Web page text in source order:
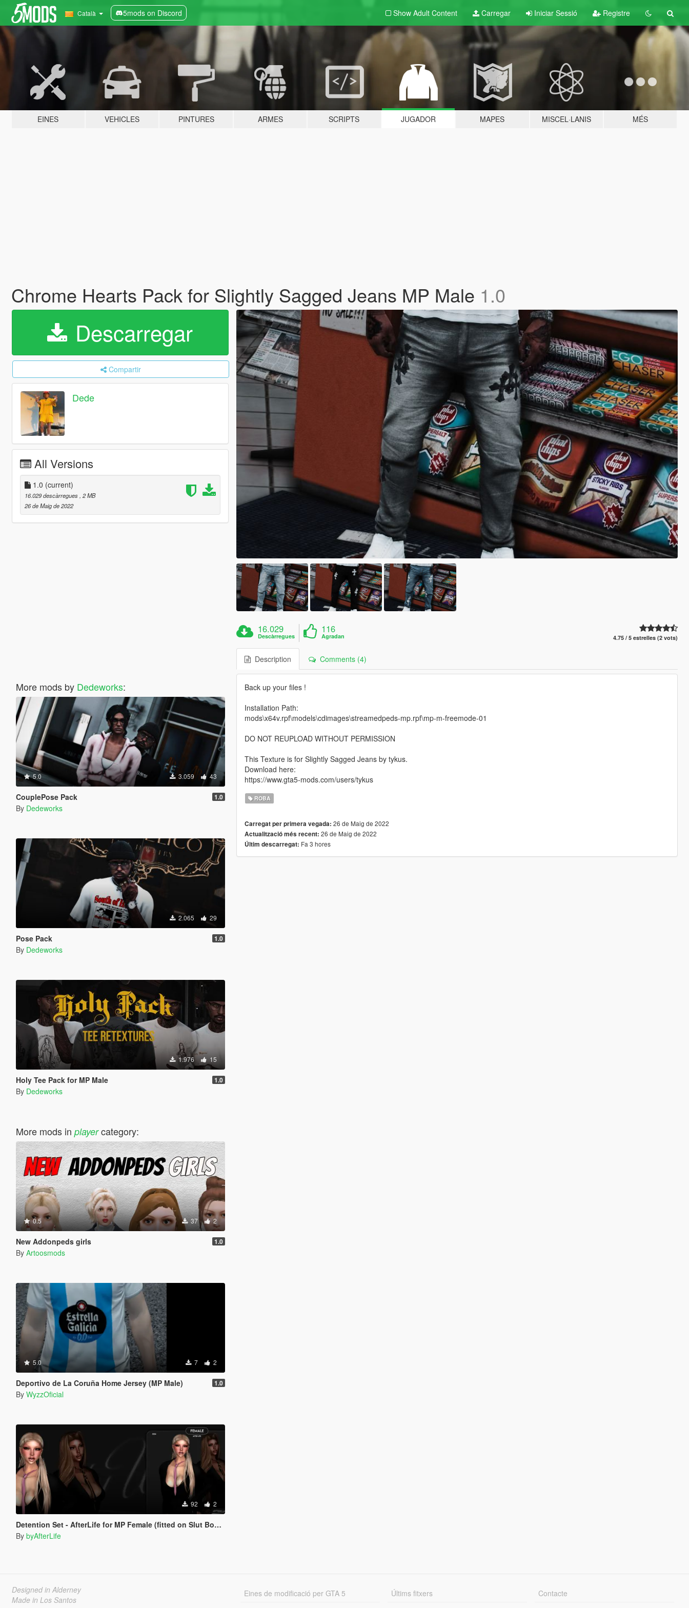
Català 5mods on Discord Show Adult Content Carregar Iniciar Sessió Registre
EINES VEHICLES PINTURES ARMES SCRIPTS JUGADOR MAPES MISCEL·LANIS MÉS
Chrome Hearts Pack for Slightly Sagged Jeans MP Male 1.0
Descarregar
Compartir
Dede
All Versions
1.0 (current)
16.029 descàrregues , 2 MB
26 de Maig de 2022
More mods by Dedeworks:
5.0 3.059 43
CouplePose Pack 1.0
By Dedeworks
2.065 29
Pose Pack 1.0
By Dedeworks
1.976 15
Holy Tee Pack for MP Male 1.0
By Dedeworks
More mods in playercategory:
0.5 37 2
New Addonpeds girls 1.0
By Artoosmods
5.0 7 2
Deportivo de La Coruña Home Jersey (MP Male) 1.0
By WyzzOficial
92 2
Detention Set - AfterLife for MP Female (fitted on Slut Body)
By byAfterLife
16.029
Descàrregues
116
Agradan 4.75 / 5 estrelles (2 vots)
Description Comments (4)
Back up your files !
Installation Path:
mods\x64v.rpf\models\cdimages\streamedpeds-mp.rpf\mp-m-freemode-01
DO NOT REUPLOAD WITHOUT PERMISSION
This Texture is for Slightly Sagged Jeans by tykus.
Download here:
https://www.gta5-mods.com/users/tykus
ROBA
Carregat per primera vegada: 26 de Maig de 2022
Actualització més recent: 26 de Maig de 2022
Últim descarregat: Fa 3 hores
Designed in Alderney
Made in Los Santos
Eines de modificació per GTA 5
Últims fitxers
Contacte